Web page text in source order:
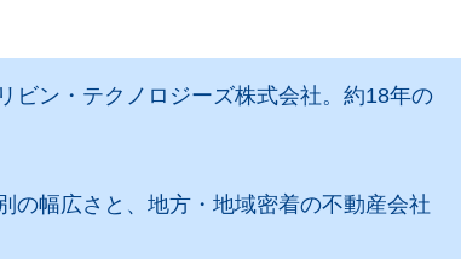
ビン・テクノロジーズ株式会社。約18年の
の幅広さと、地方・地域密着の不動産会社